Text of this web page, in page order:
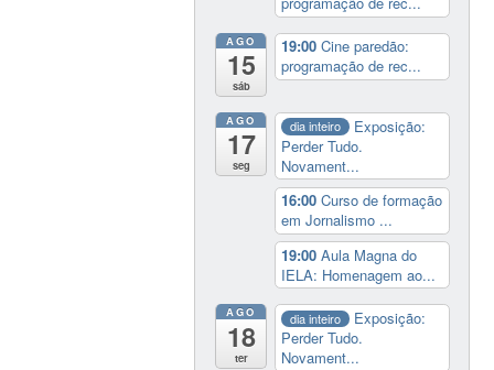
AGO
15
sáb
19:00Cine paredão:
programação de rec...
AGO
17
seg
dia inteiro
Exposição:
Perder Tudo.
Novament...
16:00Curso de formação
em Jornalismo ...
19:00Aula Magna do
IELA: Homenagem ao...
AGO
18
ter
dia inteiro
Exposição:
Perder Tudo.
Novament...